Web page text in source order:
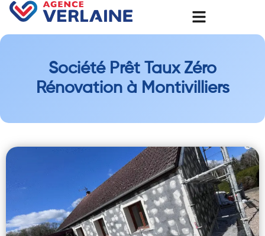
Société Prêt Taux Zéro
Rénovation à Montivilliers